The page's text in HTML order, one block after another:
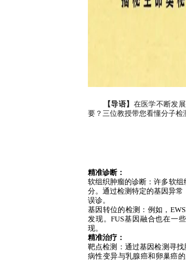
【导语】 在医学不断发
要？三位教授带您看懂分子检
精准诊断：
软组织肿瘤的诊断：许多软
分。通过检测特定的基因异常
误诊。
基因转位的检测：例如，
发现。FUS基因融合也在一
现。
精准治疗：
靶点检测：通过基因检测寻
病性变异与乳腺癌和卵巢癌